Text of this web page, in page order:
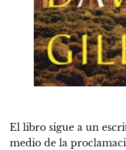
El libro sigue a un
medio de la